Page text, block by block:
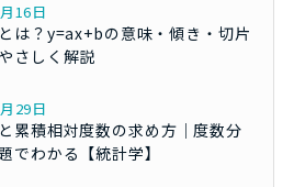
16日
は？y=ax+bの意味・傾き・切片
さしく解説
29日
累積相対度数の求め方｜度数分
でわかる【統計学】